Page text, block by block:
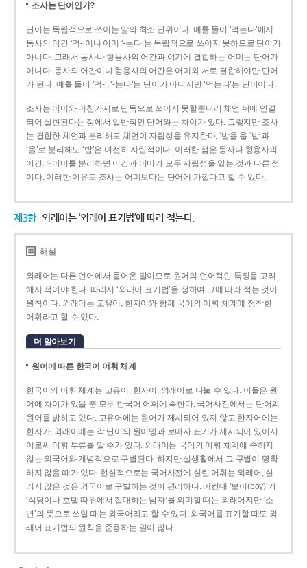
조사는 단어인가?
단어는 독립적으로 쓰이는 말의 최소 단위이다. 예를 들어 ‘먹는다’에서
동사의 어간 ‘먹-­’이나 어미 ‘­-는다’는 독립적으로 쓰이지 못하므로 단어가
아니다. 그래서 동사나 형용사의 어간과 여기에 결합하는 어미는 단어가
아니다. 동사의 어간이나 형용사의 어간은 어미와 서로 결합해야만 단어
가 된다. 예를 들어 ‘먹-’, ‘-는다’는 단어가 아니지만 ‘먹는다’는 단어이다.
조사는 어미와 마찬가지로 단독으로 쓰이지 못할뿐더러 체언 뒤에 연결
되어 실현된다는 점에서 일반적인 단어와는 차이가 있다. 그렇지만 조사
는 결합한 체언과 분리해도 체언이 자립성을 유지한다. ‘밥을’을 ‘밥’과
‘을’로 분리해도 ‘밥’은 여전히 자립적이다. 이러한 점은 동사나 형용사의
어간과 어미를 분리하면 어간과 어미가 모두 자립성을 잃는 것과 다른 점
이다. 이러한 이유로 조사는 어미보다는 단어에 가깝다고 할 수 있다.
제3항 외래어는 ‘외래어 표기법’에 따라 적는다.
해설
외래어는 다른 언어에서 들어온 말이므로 원어의 언어적인 특징을 고려
해서 적어야 한다. 따라서 ‘외래어 표기법’을 정하여 그에 따라 적는 것이
원칙이다. 외래어는 고유어, 한자어와 함께 국어의 어휘 체계에 정착한
어휘라고 할 수 있다.
더 알아보기
원어에 따른 한국어 어휘 체계
한국어의 어휘 체계는 고유어, 한자어, 외래어로 나눌 수 있다. 이들은 원
어에 차이가 있을 뿐 모두 한국어 어휘에 속한다. 국어사전에서는 단어의
원어를 밝히고 있다. 고유어에는 원어가 제시되어 있지 않고 한자어에는
한자가, 외래어에는 각 단어의 원어명과 로마자 표기가 제시되어 있어서
이로써 어휘 부류를 알 수가 있다. 외래어는 국어의 어휘 체계에 속하지
않는 외국어와 개념적으로 구별된다. 하지만 실생활에서 그 구별이 명확
하지 않을 때가 있다. 현실적으로는 국어사전에 실린 어휘는 외래어, 실
리지 않은 것은 외국어로 구별하는 것이 편리하다. 예컨대 ‘보이(boy)’가
‘식당이나 호텔 따위에서 접대하는 남자’를 의미할 때는 외래어지만 ‘소
년’의 뜻으로 쓰일 때는 외국어라고 할 수 있다. 외국어를 표기할 때도 외
래어 표기법의 원칙을 준용하는 일이 많다.